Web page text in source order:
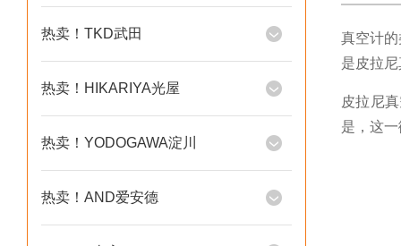
热卖！TKD武田
热卖！HIKARIYA光屋
热卖！YODOGAWA淀川
热卖！AND爱安德
真空计
是皮拉
皮拉尼
是，这